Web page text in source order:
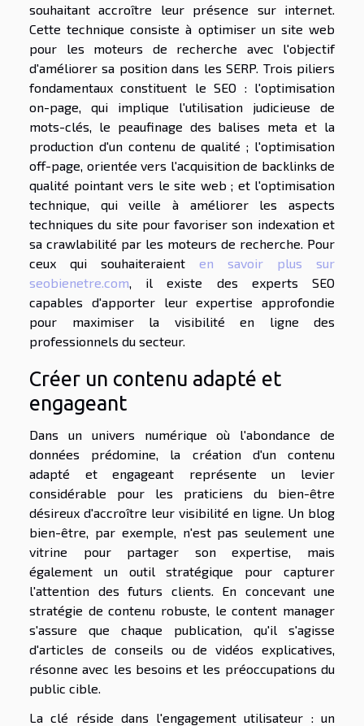
souhaitant accroître leur présence sur internet.
Cette technique consiste à optimiser un site web
pour les moteurs de recherche avec l'objectif
d'améliorer sa position dans les SERP. Trois piliers
fondamentaux constituent le SEO : l'optimisation
on-page, qui implique l'utilisation judicieuse de
mots-clés, le peaufinage des balises meta et la
production d'un contenu de qualité ; l'optimisation
off-page, orientée vers l'acquisition de backlinks de
qualité pointant vers le site web ; et l'optimisation
technique, qui veille à améliorer les aspects
techniques du site pour favoriser son indexation et
sa crawlabilité par les moteurs de recherche. Pour
ceux qui souhaiteraient en savoir plus sur
seobienetre.com , il existe des experts SEO
capables d'apporter leur expertise approfondie
pour maximiser la visibilité en ligne des
professionnels du secteur.
Créer un contenu adapté et
engageant
Dans un univers numérique où l'abondance de
données prédomine, la création d'un contenu
adapté et engageant représente un levier
considérable pour les praticiens du bien-être
désireux d'accroître leur visibilité en ligne. Un blog
bien-être, par exemple, n'est pas seulement une
vitrine pour partager son expertise, mais
également un outil stratégique pour capturer
l'attention des futurs clients. En concevant une
stratégie de contenu robuste, le content manager
s'assure que chaque publication, qu'il s'agisse
d'articles de conseils ou de vidéos explicatives,
résonne avec les besoins et les préoccupations du
public cible.
La clé réside dans l'engagement utilisateur : un